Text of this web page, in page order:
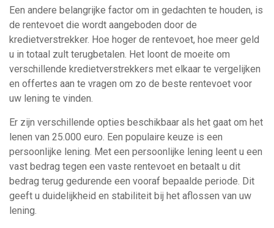
Een andere belangrijke factor om in gedachten te houden, is
de rentevoet die wordt aangeboden door de
kredietverstrekker. Hoe hoger de rentevoet, hoe meer geld
u in totaal zult terugbetalen. Het loont de moeite om
verschillende kredietverstrekkers met elkaar te vergelijken
en offertes aan te vragen om zo de beste rentevoet voor
uw lening te vinden.
Er zijn verschillende opties beschikbaar als het gaat om het
lenen van 25.000 euro. Een populaire keuze is een
persoonlijke lening. Met een persoonlijke lening leent u een
vast bedrag tegen een vaste rentevoet en betaalt u dit
bedrag terug gedurende een vooraf bepaalde periode. Dit
geeft u duidelijkheid en stabiliteit bij het aflossen van uw
lening.